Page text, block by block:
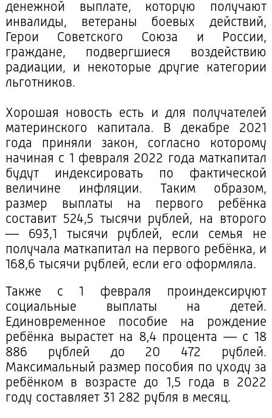
денежной выплате, которую получают
инвалиды, ветераны боевых действий,
Герои Советского Союза и России,
граждане, подвергшиеся воздействию
радиации, и некоторые другие категории
льготников.
Хорошая новость есть и для получателей
материнского капитала. В декабре 2021
года приняли закон, согласно которому
начиная с 1 февраля 2022 года маткапитал
будут индексировать по фактической
величине инфляции. Таким образом,
размер выплаты на первого ребёнка
составит 524,5 тысячи рублей, на второго
— 693,1 тысячи рублей, если семья не
получала маткапитал на первого ребёнка, и
168,6 тысячи рублей, если его оформляла.
Также с 1 февраля проиндексируют
социальные выплаты на детей.
Единовременное пособие на рождение
ребёнка вырастет на 8,4 процента — с 18
886 рублей до 20 472 рублей.
Максимальный размер пособия по уходу за
ребёнком в возрасте до 1,5 года в 2022
году составляет 31 282 рубля в месяц.